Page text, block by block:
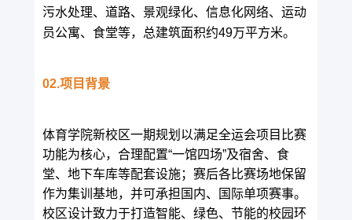
污水处理、道路、景观绿化、信息化网络、运动
员公寓、食堂等，总建筑面积约49万平方米。
02.项目背景
体育学院新校区一期规划以满足全运会项目比赛
功能为核心，合理配置“一馆四场”及宿舍、食
堂、地下车库等配套设施；赛后各比赛场地保留
作为集训基地，并可承担国内、国际单项赛事。
校区设计致力于打造智能、绿色、节能的校园环